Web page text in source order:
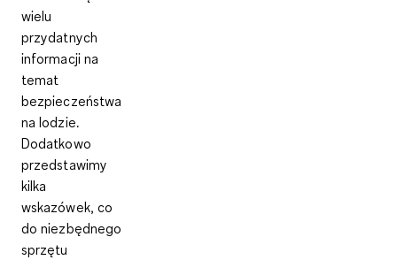
wielu
przydatnych
informacji na
temat
bezpieczeństwa
na lodzie.
Dodatkowo
przedstawimy
kilka
wskazówek, co
do niezbędnego
sprzętu